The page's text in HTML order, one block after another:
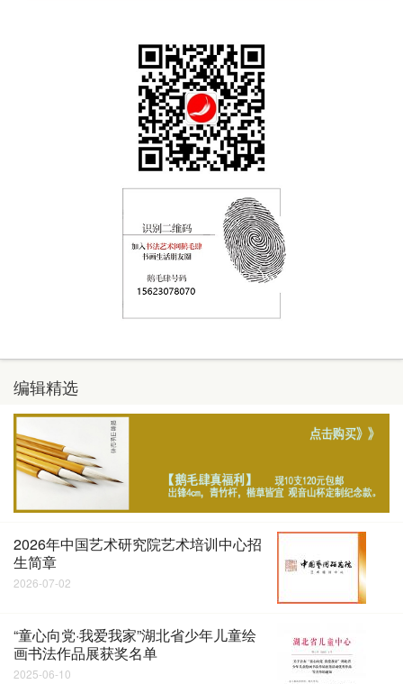
编辑精选
2026年中国艺术研究院艺术培训中心招
生简章
2026-07-02
“童心向党·我爱我家”湖北省少年儿童绘
画书法作品展获奖名单
2025-06-10